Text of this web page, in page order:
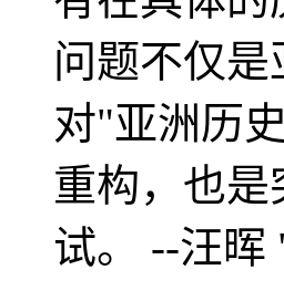
问题不仅
对"亚洲历
重构，也
试。 --汪晖